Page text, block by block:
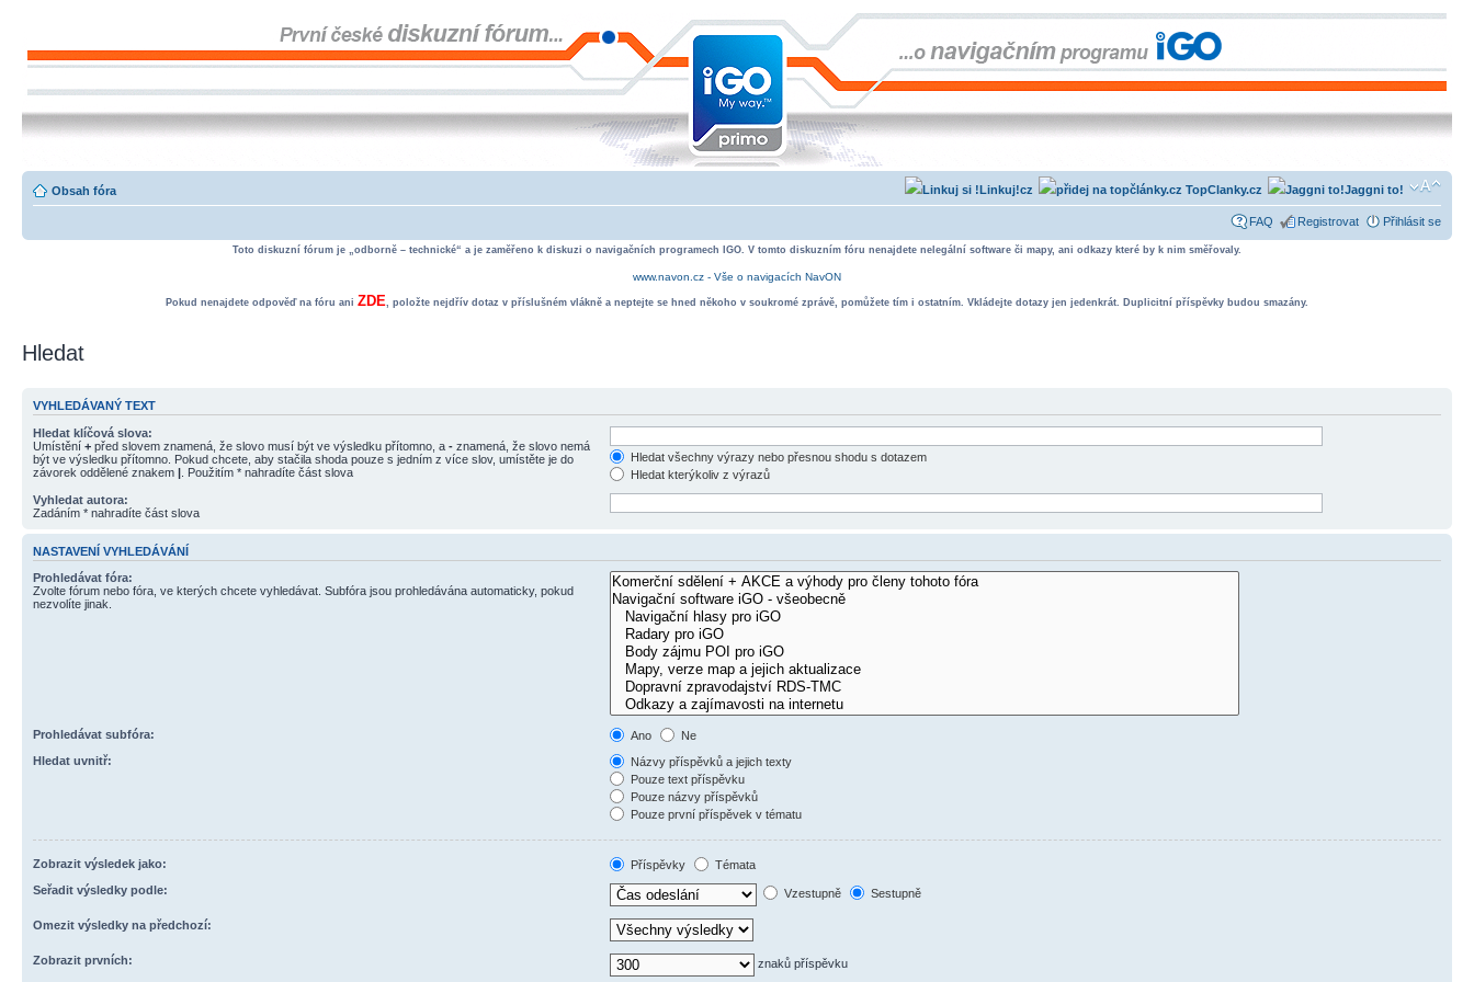
Obsah fóra Jaggni to!
TopClanky.cz
Linkuj!cz
FAQ Registrovat Přihlásit se
Toto diskuzní fórum je „odborně – technické“ a je zaměřeno k diskuzi o navigačních programech IGO. V tomto diskuzním fóru nenajdete nelegální software či mapy, ani odkazy které by k nim směřovaly.
www.navon.cz - Vše o navigacích NavON
Pokud nenajdete odpověď na fóru ani ZDE, položte nejdřív dotaz v příslušném vlákně a neptejte se hned někoho v soukromé zprávě, pomůžete tím i ostatním. Vkládejte dotazy jen jedenkrát. Duplicitní příspěvky budou smazány.
Hledat
VYHLEDÁVANÝ TEXT
Hledat klíčová slova:
Umístění + před slovem znamená, že slovo musí být ve výsledku přítomno, a - znamená, že slovo nemá
být ve výsledku přítomno. Pokud chcete, aby stačila shoda pouze s jedním z více slov, umístěte je do
závorek oddělené znakem | . Použitím * nahradíte část slova
Hledat všechny výrazy nebo přesnou shodu s dotazem
Hledat kterýkoliv z výrazů
Vyhledat autora:
Zadáním * nahradíte část slova
NASTAVENÍ VYHLEDÁVÁNÍ
Prohledávat fóra:
Zvolte fórum nebo fóra, ve kterých chcete vyhledávat. Subfóra jsou prohledávána automaticky, pokud
nezvolíte jinak.
Prohledávat subfóra: Ano
Ne
Hledat uvnitř:
Názvy příspěvků a jejich texty
Pouze text příspěvku
Pouze názvy příspěvků
Pouze první příspěvek v tématu
Zobrazit výsledek jako: Příspěvky
Témata
Seřadit výsledky podle:
Vzestupně Sestupně
Omezit výsledky na předchozí:
Zobrazit prvních: znaků příspěvku